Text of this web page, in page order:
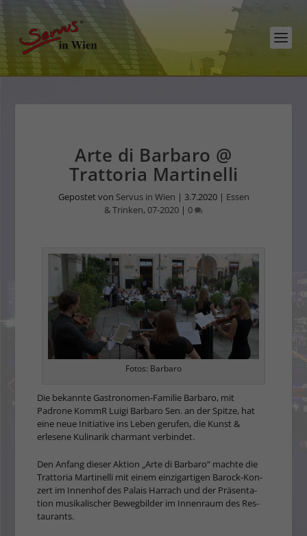
Arte di Barbaro @
Trattoria Martinelli
Gepostet von Servus in Wien | 3.7.2020| Essen
& Trinken,07-2020 | 0
Fotos: Barbaro
Die bekannte Gastronomen-Fa­milie Barbaro, mit
Padrone KommR Luigi Barbaro Sen. an der Spitze, hat
eine neue Ini­tiative ins Leben gerufen, die Kunst &
erlesene Kulinarik charmant verbindet.
Den Anfang dieser Aktion „Arte di Barbaro“ machte die
Trattoria Martinelli mit einem einzig­artigen Barock-Kon­
zert im Innenhof des Palais Harrach und der Präsenta­
tion musikalischer Bewegbilder im In­nenraum des Res­
taurants.